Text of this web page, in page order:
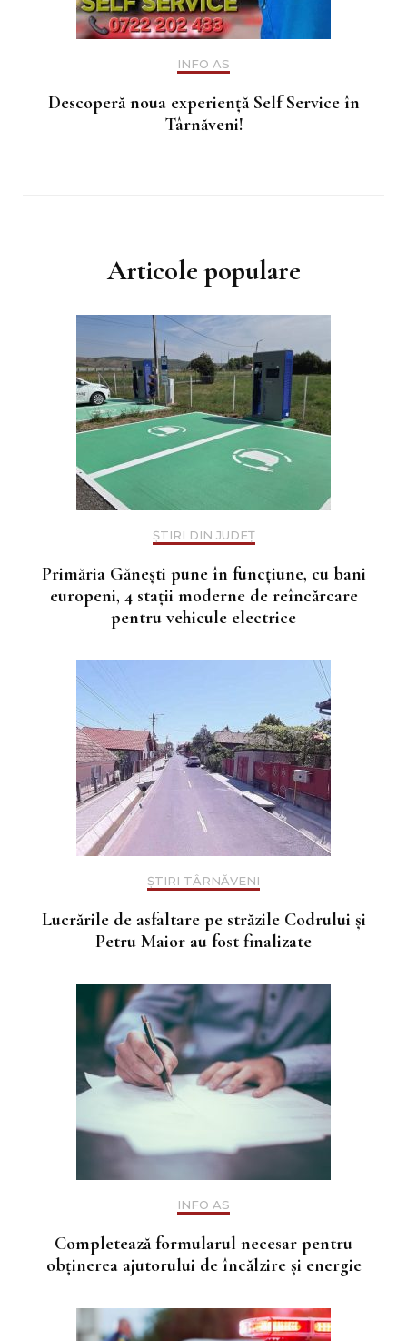
INFO AS
Descoperă noua experiență Self Service în
Târnăveni!
Articole populare
ȘTIRI DIN JUDEȚ
Primăria Gănești pune în funcțiune, cu bani
europeni, 4 stații moderne de reîncărcare
pentru vehicule electrice
ȘTIRI TÂRNĂVENI
Lucrările de asfaltare pe străzile Codrului și
Petru Maior au fost finalizate
INFO AS
Completează formularul necesar pentru
obținerea ajutorului de încălzire și energie